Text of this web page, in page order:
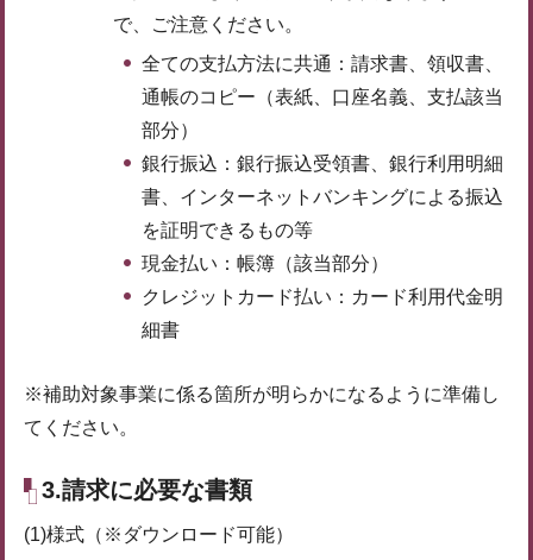
で、ご注意ください。
全ての支払方法に共通：請求書、領収書、
通帳のコピー（表紙、口座名義、支払該当
部分）
銀行振込：銀行振込受領書、銀行利用明細
書、インターネットバンキングによる振込
を証明できるもの等
現金払い：帳簿（該当部分）
クレジットカード払い：カード利用代金明
細書
※補助対象事業に係る箇所が明らかになるように準備し
てください。
3.請求に必要な書類
(1)様式（※ダウンロード可能）